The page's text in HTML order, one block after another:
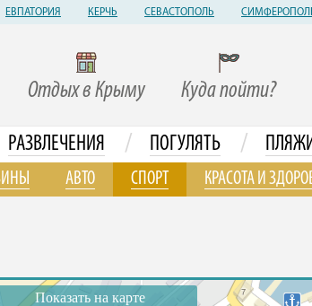
ЕВПАТОРИЯ КЕРЧЬ СЕВАСТОПОЛЬ
Отдых в Крыму Куда пойти?
РАЗВЛЕЧЕНИЯ / ПОГУЛЯТЬ /
АВТО СПОРТ КРАСОТА И
Показать на карте